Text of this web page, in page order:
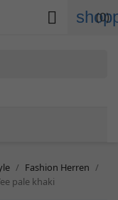
(0)

Fashion Herren
pale khaki